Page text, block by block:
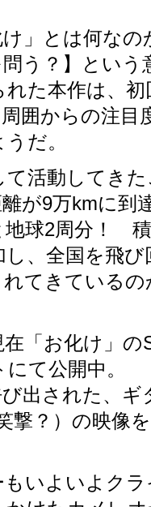
け」とは何な
問う？】とい
た本作は、初
囲からの注目
だ。
て活動してき
が9万kmに到
地球2周分！
、全国を飛
てきている
「お化け」の
て公開中。
出された、ギ
撃？）の映像
いよいよクラ